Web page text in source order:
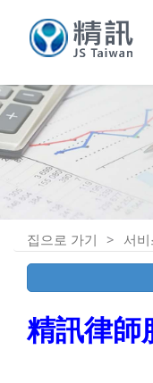
집으로 가기 서
精訊律師